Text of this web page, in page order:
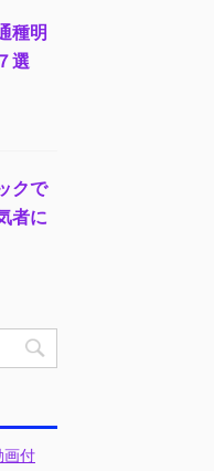
種明
選
クで
者に
画付